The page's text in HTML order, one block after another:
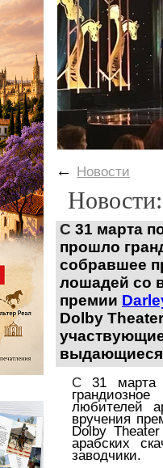
← Новости
С 31 марта
прошло
собравшее
лошадей со
премии
Dolby
участвующи
выдающие
С31
любителей
вручения
Dolby
арабских
заводчики.